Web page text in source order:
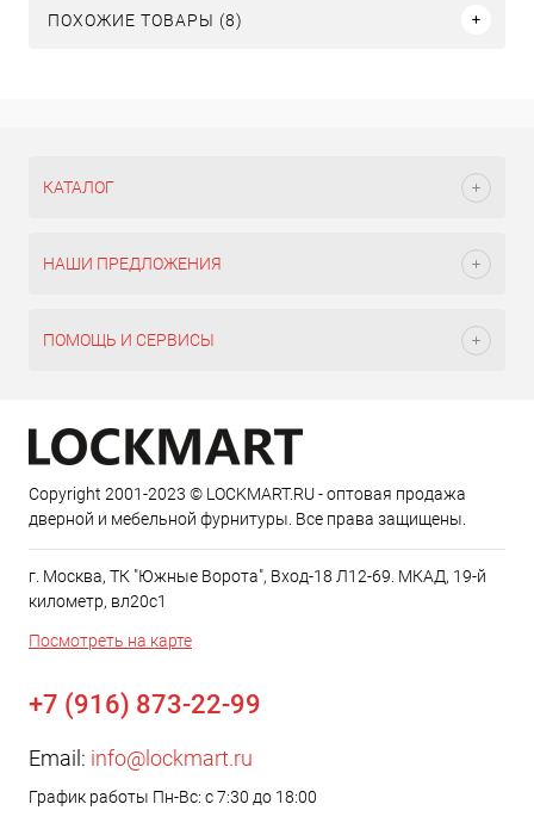
ПОХОЖИЕ ТОВАРЫ (8)
КАТАЛОГ
НАШИ ПРЕДЛОЖЕНИЯ
ПОМОЩЬ И СЕРВИСЫ
Copyright 2001-2023 © LOCKMART.RU - оптовая продажа
дверной и мебельной фурнитуры. Все права защищены.
г. Москва, ТК "Южные Ворота", Вход-18 Л12-69. МКАД, 19-й
километр, вл20с1
Посмотреть на карте
+7 (916) 873-22-99
Email: info@lockmart.ru
График работы Пн-Вс: с 7:30 до 18:00